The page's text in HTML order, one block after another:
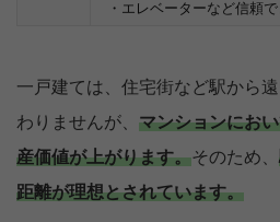
・エレベーターなど信頼
一戸建ては、住宅街など駅から
わりませんが、 マンションにお
産価値が上がります。そのため、
距離が理想とされています。